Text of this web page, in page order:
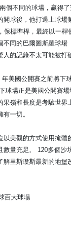
個不同的球場，贏得
開球後，他打過上球場
保標準桿，最終以一桿
不同的巴爾圖斯羅球場
的記錄不太可能被打
年美國公開賽之前將下
球場正是美國公開賽
果嶺和長度是考驗世界
一切。
以美觀的方式使用掩體
數量充足。 120多個沙
解里斯瓊斯最新的地堡
百大球場